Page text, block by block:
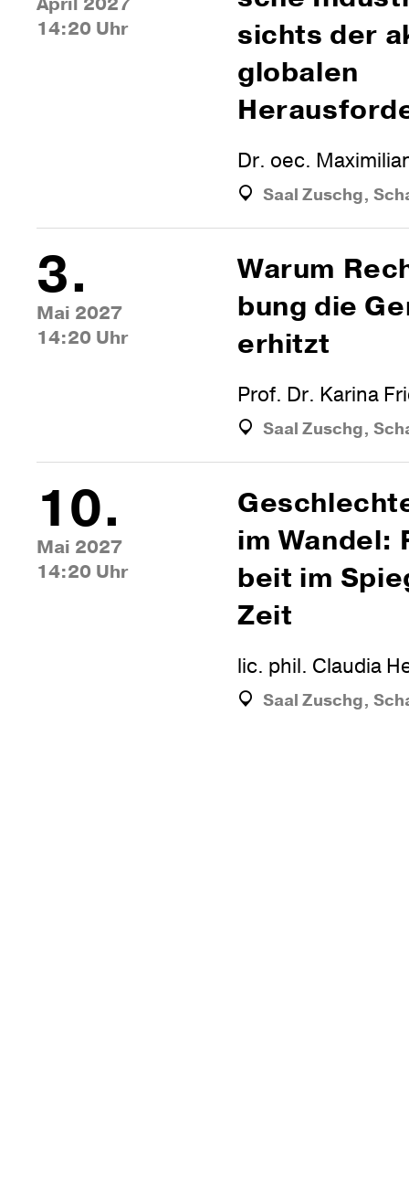
14:20 Uhr
sichts der
glo­balen
Dr. oec.
Saal Zuschg,
3.
Mai 2027
14:20 Uhr
Warum
bung die
erhitzt
Prof. Dr. Karina
Saal Zuschg,
10.
Mai 2027
14:20 Uhr
im
beit im
Zeit
lic. phil. Claudia
Saal Zuschg,